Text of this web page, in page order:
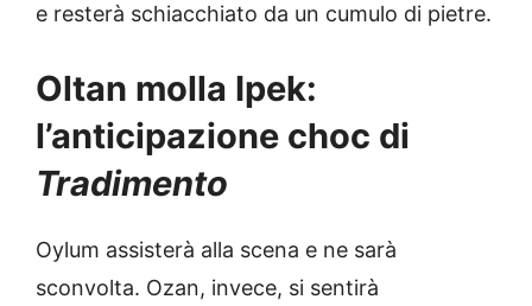
e resterà schiacchiato da un cumulo di pietre.
Oltan molla Ipek:
l’anticipazione choc di
Tradimento
Oylum assisterà alla scena e ne sarà
sconvolta. Ozan, invece, si sentirà